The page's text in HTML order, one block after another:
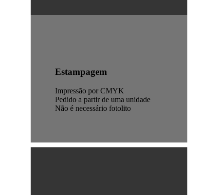
Estampagem
Impressão por CMYK
Pedido a partir de uma unidade
Não é necessário fotolito